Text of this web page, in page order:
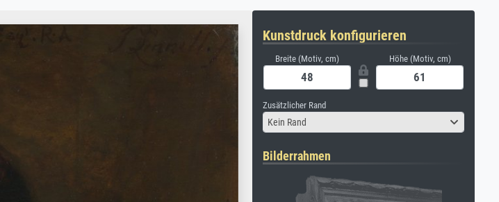
Kunstdruck konfigurieren
Breite (Motiv, cm) Höhe (Motiv, cm)
Zusätzlicher Rand
Kein Rand
Bilderrahmen